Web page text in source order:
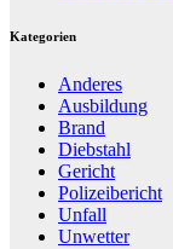
Kategorien
Anderes
Ausbildung
Brand
Diebstahl
Gericht
Polizeibericht
Unfall
Unwetter